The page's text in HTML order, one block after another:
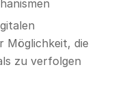
Möglichkeit, die
zu verfolgen